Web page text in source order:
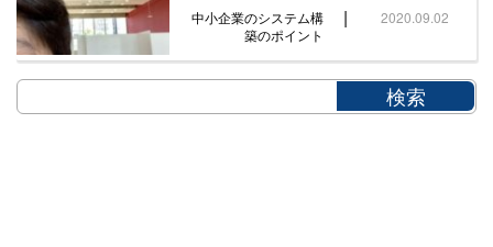
中小企業のシステム構
築のポイント
| 2020.09.02